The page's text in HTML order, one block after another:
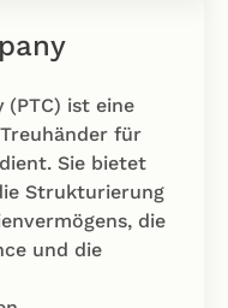
(PTC) ist eine
für
Sie bietet
Strukturierung
die
und die